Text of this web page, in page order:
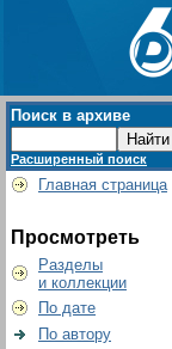
Поиск в архиве
Расширенный поиск
Главная страница
Просмотреть
Разделы
и коллекции
По дате
По автору